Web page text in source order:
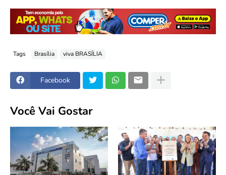
Tags Brasília viva BRASÍLIA
Facebook
Você Vai Gostar